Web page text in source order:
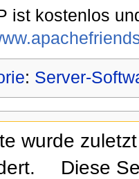
ist kostenlos
: Server-
wurde
Diese